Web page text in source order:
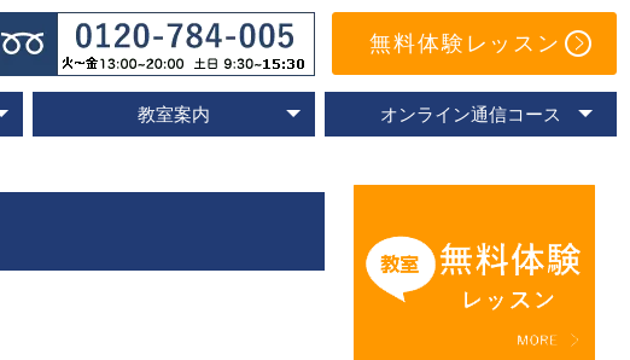
無料体験レッスン
教室案内 オンライン通信コース